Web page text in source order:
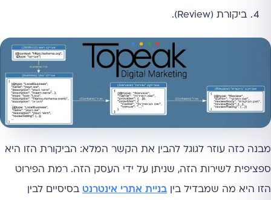
ביקורת (Review).
מבנה כזה עוזר לגוגל להבין את הקשר המלא: הביקורת הזו היא
ספציפית לשירות הזה, שניתן על ידי העסק הזה. רמת הפירוט
הזו היא מה שמבדיל בין בניית אתרי אינטרנט בסיסיים לבין